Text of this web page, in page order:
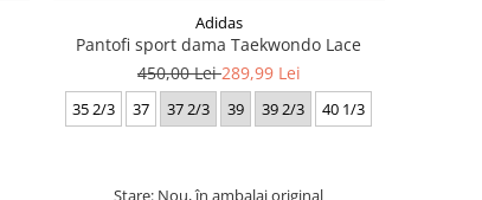
Adidas
Pantofi sport dama Taekwondo Lace
450,00 Lei289,99 Lei
35 2/3 37 37 2/3 39 39 2/3 40 1/3